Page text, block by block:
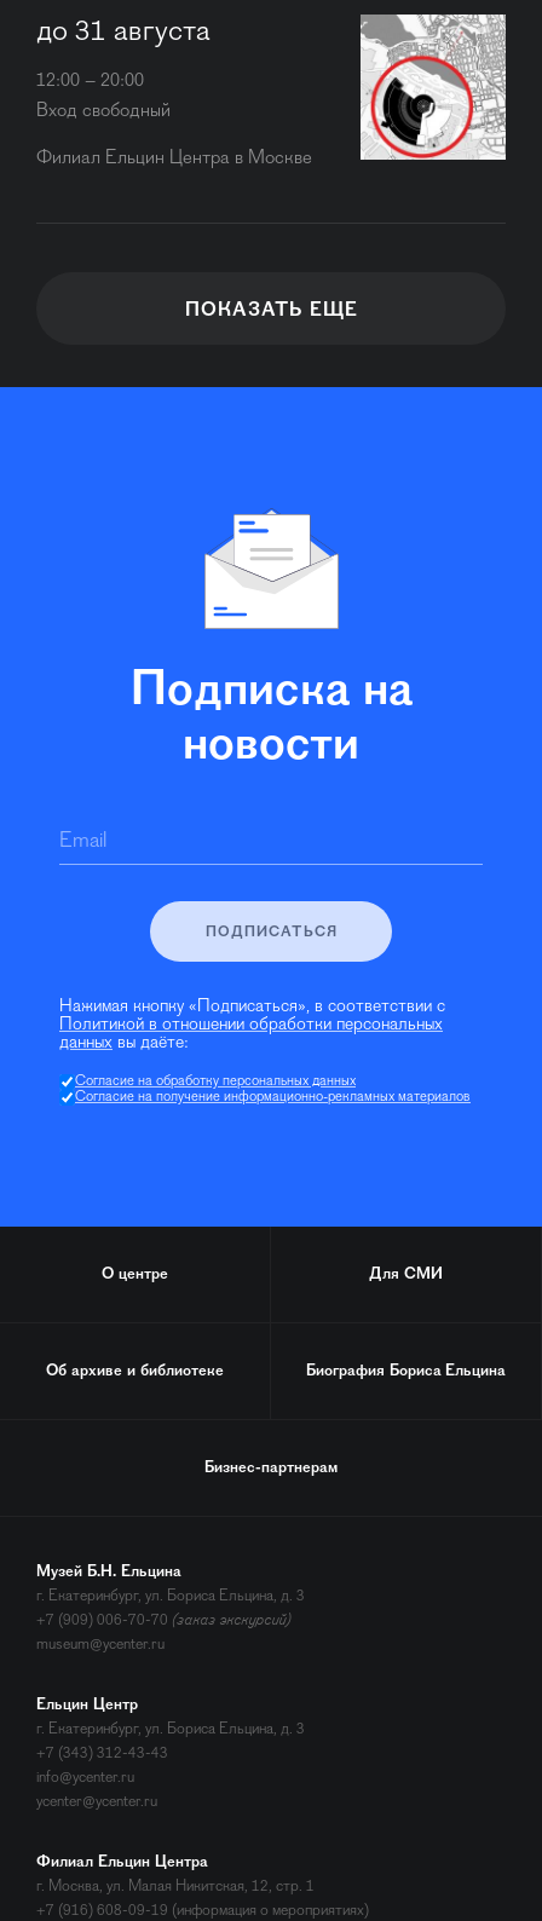
до 31 августа
12:00 – 20:00
Вход свободный
Филиал Ельцин Центра в Москве
ПОКАЗАТЬ ЕЩЕ
Подписка на
новости
Email
ПОДПИСАТЬСЯ
Нажимая кнопку «Подписаться», в соответствии с
Политикой в отношении обработки персональных
данных вы даёте:
Согласие на обработку персональных данных
Согласие на получение информационно-рекламных материалов
О центре Для СМИ
Об архиве и библиотеке Биография Бориса Ельцина
Бизнес-партнерам
Музей Б.Н. Ельцина
г. Екатеринбург, ул. Бориса Ельцина, д. 3
+7 (909) 006-70-70 (заказ экскурсий)
museum@ycenter.ru
Ельцин Центр
г. Екатеринбург, ул. Бориса Ельцина, д. 3
+7 (343) 312-43-43
info@ycenter.ru
ycenter@ycenter.ru
Филиал Ельцин Центра
г. Москва, ул. Малая Никитская, 12, стр. 1
+7 (916) 608-09-19 (информация о мероприятиях)